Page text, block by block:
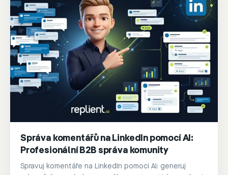
Správa komentářů na LinkedIn pomocí AI:
Profesionální B2B správa komunity
Spravuj komentáře na LinkedIn pomocí AI: generuj